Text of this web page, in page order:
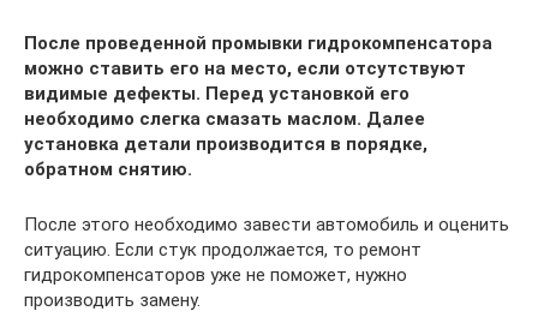
После проведенной промывки гидрокомпенсатора
можно ставить его на место, если отсутствуют
видимые дефекты. Перед установкой его
необходимо слегка смазать маслом. Далее
установка детали производится в порядке,
обратном снятию.
После этого необходимо завести автомобиль и оценить
ситуацию. Если стук продолжается, то ремонт
гидрокомпенсаторов уже не поможет, нужно
производить замену.